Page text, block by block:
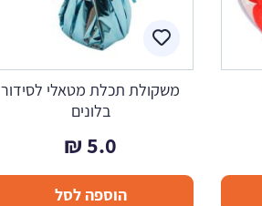
משקולת תכלת מטאלי לסידור
בלונים
5.0
₪
הוספה לסל